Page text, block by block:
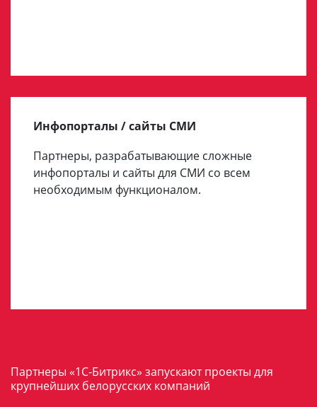
Инфопорталы / сайты СМИ
Партнеры, разрабатывающие сложные
инфопорталы и сайты для СМИ со всем
необходимым функционалом.
Партнеры «1С-Битрикс» запускают проекты для
крупнейших белорусских компаний